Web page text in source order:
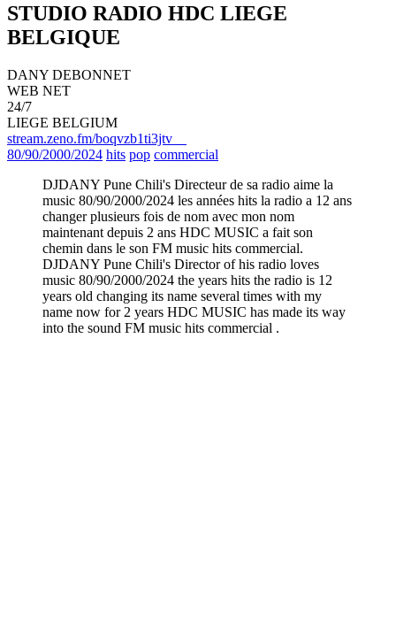
STUDIO RADIO HDC LIEGE
BELGIQUE
DANY DEBONNET
WEB NET
24/7
LIEGE BELGIUM
stream.zeno.fm/boqvzb1ti3jtv
80/90/2000/2024 hits pop commercial
DJDANY Pune Chili's Directeur de sa radio aime la
music 80/90/2000/2024 les années hits la radio a 12 ans
changer plusieurs fois de nom avec mon nom
maintenant depuis 2 ans HDC MUSIC a fait son
chemin dans le son FM music hits commercial.
DJDANY Pune Chili's Director of his radio loves
music 80/90/2000/2024 the years hits the radio is 12
years old changing its name several times with my
name now for 2 years HDC MUSIC has made its way
into the sound FM music hits commercial .